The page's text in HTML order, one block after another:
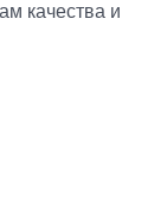
качества и